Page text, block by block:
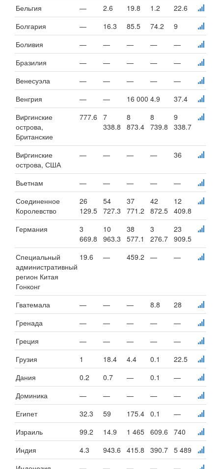
Бельгия
— 2.6 19.8 1.2
22.6
Болгария
— 16.3 85.5 74.2
9
Боливия
— — — —
—
Бразилия
— — — —
—
Венесуэла
— — — —
—
Венгрия
— — 16 000 4.9
37.4
Виpгинские
острова,
Бpитанские
777.6
7
338.8
8
873.4
8
739.8
9
338.7
Виpгинские
острова, США
— — — — 36
Вьетнам — — — —
—
Соединенное
Королевство
26
129.5
54
727.3
37
771.2
42
872.5
12
409.8
Германия
3
669.8
10
963.3
38
577.1
3
276.7
23
909.5
Специальный
административный
регион Китая
Гонконг
19.6 — 459.2 — —
Гватемала — — — 8.8
28
Гренада
— — — —
—
Греция
— — — —
—
Грузия
1 18.4 4.4 0.1
22.5
Дания
0.2 0.7 — 0.1
—
Доминика
— — — —
—
Египет
32.3 59 175.4 0.1
—
Израиль
99.2 14.9 1 465 609.6
740
Индия
4.3 943.6 415.8 390.7 5 489